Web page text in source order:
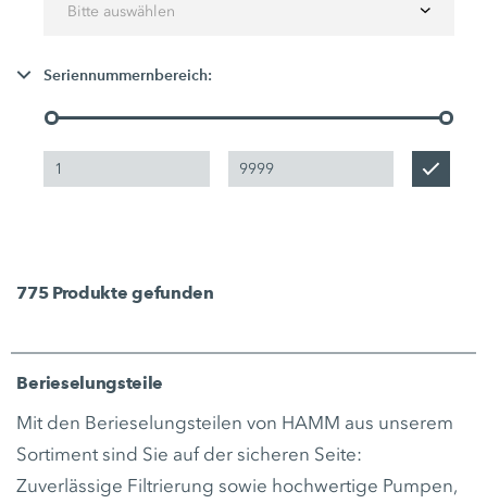
Bitte auswählen
Seriennummernbereich:
775 Produkte gefunden
Berieselungsteile
Mit den Berieselungsteilen von HAMM aus unserem
Sortiment sind Sie auf der sicheren Seite:
Zuverlässige Filtrierung sowie hochwertige Pumpen,